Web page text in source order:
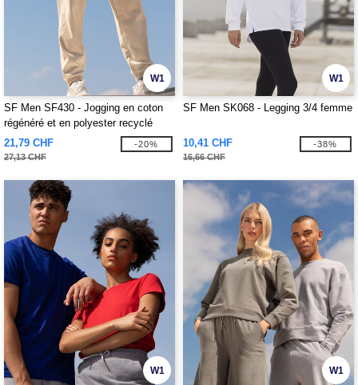
W1
SF Men SF430 - Jogging en coton
régénéré et en polyester recyclé
21,79 CHF
27,13 CHF
-20%
W1
SF Men SK068 - Legging 3/4 femme
10,41 CHF
16,66 CHF
-38%
W1 W1